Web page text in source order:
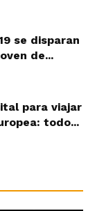
se disparan
de...
para viajar
todo...